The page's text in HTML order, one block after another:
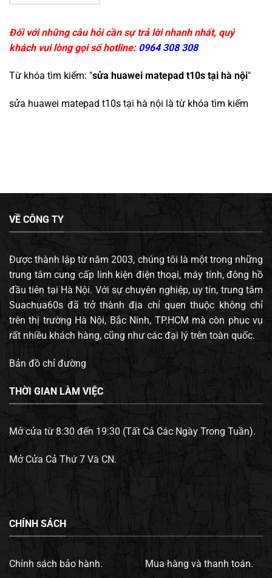
Đối với những câu hỏi cần sự trả lời nhanh nhất, quý
khách vui lòng gọi số hotline: 0964 308 308
Từ khóa tìm kiếm: "sửa huawei matepad t10s tại hà nội"
sửa huawei matepad t10s tại hà nội là từ khóa tìm kiếm
VỀ CÔNG TY
Được thành lập từ năm 2003, chúng tôi là một trong những
trung tâm cung cấp linh kiện điện thoại, máy tính, đông hồ
đầu tiên tại Hà Nội. Với sự chuyên nghiệp, uy tín, trung tâm
Suachua60s đã trở thành địa chỉ quen thuộc không chỉ
trên thị trường Hà Nội, Bắc Ninh, TP.HCM mà còn phục vụ
rất nhiều khách hàng, cũng như các đại lý trên toàn quốc.
Bản đồ chỉ đường
THỜI GIAN LÀM VIỆC
Mở cửa từ 8:30 đến 19:30 (Tất Cả Các Ngày Trong Tuần).
Mở Cửa Cả Thứ 7 Và CN.
CHÍNH SÁCH
Chính sách bảo hành. Mua hàng và thanh toán.